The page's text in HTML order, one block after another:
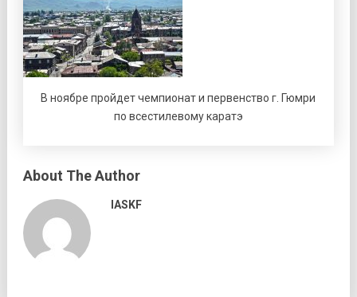
В ноябре пройдет чемпионат и первенство г. Гюмри
по всестилевому каратэ
About The Author
IASKF